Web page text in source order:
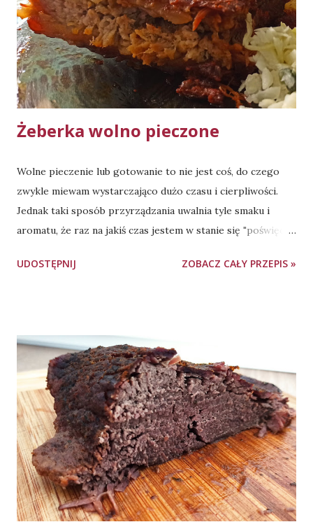
0,33 szkl. mąki pszennej (typ dowolny, użyłam 405) ok. 500g
owoców (użyłam moreli i czereśni) łyżka cukru pudru
Wykonanie: Wszystkie składniki ciasta umieszczamy w
misce i zagniatamy na gładką masę - powinno dać się
uformować w kulkę i nie przy...
Żeberka wolno pieczone
Wolne pieczenie lub gotowanie to nie jest coś, do czego
zwykle miewam wystarczająco dużo czasu i cierpliwości.
Jednak taki sposób przyrządzania uwalnia tyle smaku i
aromatu, że raz na jakiś czas jestem w stanie się "poświęcić"
żeberka wieprzowe. Żeberka polecam zamarynować dzień
żeberek wieprzowych (nie trójkąty, tylko "paski" - żeberka
mięsne, im grubsze, tym lepsze) 3 łyżki oleju 5-6 łyżek
ketchupu łagodnego 2 łyżki sosu sojowego jasnego (jeśli
nie używasz w kuchni sosu sojowego, po prostu dodaj 1,5
łyżeczki soli) 1-2 łyżeczki miodu 1-2 łyżeczki musztardy
(użyłam czeskiej, jeśli preferujecie inny rodzaj - zapraszam
do eksperymentowania ze smakami ;)) 1 łyżka papryki
słodkiej 1/3 łyżeczki papryki wędzonej 2 chlusty sosu
Worcestershire (jeśli n...
UDOSTĘPNIJ ZOBACZ CAŁY PRZEPIS »